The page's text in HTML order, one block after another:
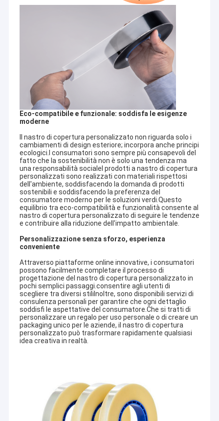
Eco-compatibile e funzionale: soddisfa le esigenze
moderne
Il nastro di copertura personalizzato non riguarda solo i
cambiamenti di design esteriore; incorpora anche principi
ecologici.I consumatori sono sempre più consapevoli del
fatto che la sostenibilità non è solo una tendenza ma
una responsabilità socialeI prodotti a nastro di copertura
personalizzati sono realizzati con materiali rispettosi
dell'ambiente, soddisfacendo la domanda di prodotti
sostenibili e soddisfacendo la preferenza del
consumatore moderno per le soluzioni verdi.Questo
equilibrio tra eco-compatibilità e funzionalità consente al
nastro di copertura personalizzato di seguire le tendenze
e contribuire alla riduzione dell'impatto ambientale.
Personalizzazione senza sforzo, esperienza
conveniente
Attraverso piattaforme online innovative, i consumatori
possono facilmente completare il processo di
progettazione del nastro di copertura personalizzato in
pochi semplici passaggi.consentire agli utenti di
scegliere tra diversi stiliInoltre, sono disponibili servizi di
consulenza personali per garantire che ogni dettaglio
soddisfi le aspettative del consumatore.Che si tratti di
personalizzare un regalo per uso personale o di creare un
packaging unico per le aziende, il nastro di copertura
personalizzato può trasformare rapidamente qualsiasi
idea creativa in realtà.